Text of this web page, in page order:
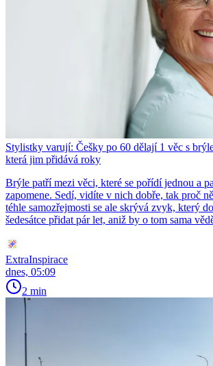
Stylistky varují: Češky po 60 dělají 1 věc s
která jim přidává roky
Brýle patří mezi věci, které se pořídí jednou a
zapomene. Sedí, vidíte v nich dobře, tak proč
téhle samozřejmosti se ale skrývá zvyk, který
šedesátce přidat pár let, aniž by o tom sama
ExtraInspirace
dnes, 05:09
2 min